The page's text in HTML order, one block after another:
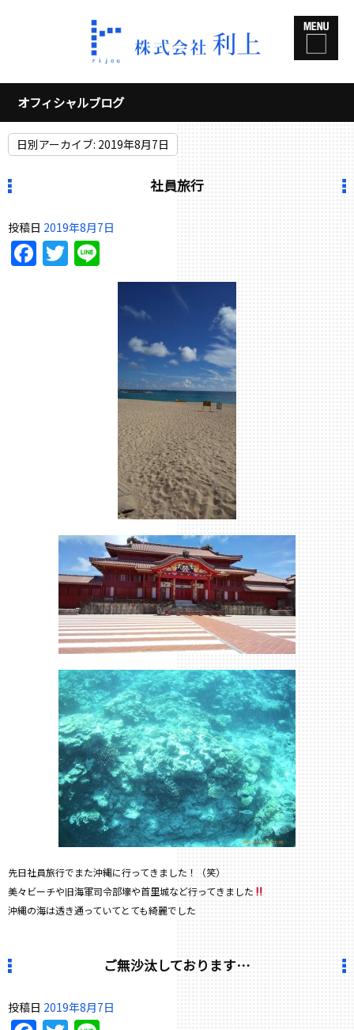
オフィシャルブログ
日別アーカイブ: 2019年8月7日
社員旅行
投稿日 2019年8月7日
Facebook
Twitter
先日社員旅行でまた沖縄に行ってきました！（笑）
美々ビーチや旧海軍司令部壕や首里城など行ってきました
沖縄の海は透き通っていてとても綺麗でした
ご無沙汰しております…
投稿日 2019年8月7日